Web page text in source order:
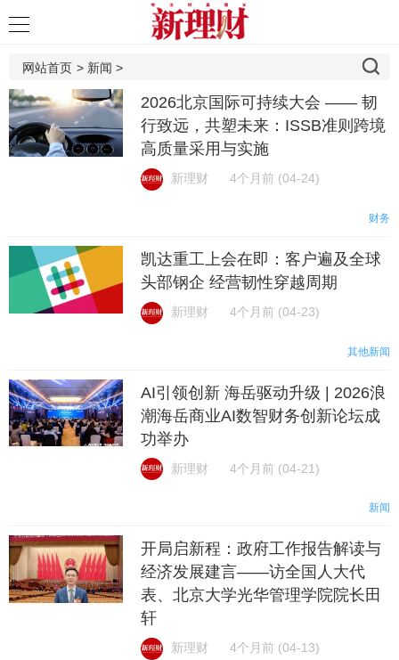
网站首页 > 新闻 >
2026北京国际可持续大会 —— 韧
行致远，共塑未来：ISSB准则跨境
高质量采用与实施
新理财 4个月前 (04-24)
财务
凯达重工上会在即：客户遍及全球
头部钢企 经营韧性穿越周期
新理财 4个月前 (04-23)
其他新闻
AI引领创新 海岳驱动升级 | 2026浪
潮海岳商业AI数智财务创新论坛成
功举办
新理财 4个月前 (04-21)
新闻
开局启新程：政府工作报告解读与
经济发展建言——访全国人大代
表、北京大学光华管理学院院长田
轩
新理财 4个月前 (04-13)